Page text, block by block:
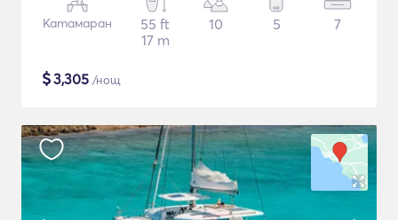
Катамаран
55 ft
17 m
10 5 7
$3,305 /нощ